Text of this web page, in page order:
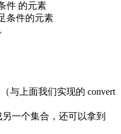
件 的元素
条件的元素
与上面我们实现的 convert
一个集合，还可以拿到